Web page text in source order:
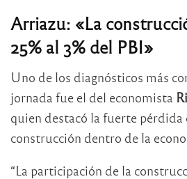
Arriazu: «La
25% al 3% del PBI»
Uno de los diagnósticos más
jornada fue el del economista
quien destacó la fuerte pérdida
construcción dentro de la
“La participación de la